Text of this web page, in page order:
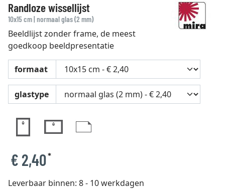
Randloze wissellijst
10x15 cm | normaal glas (2 mm)
Beeldlijst zonder frame, de meest
goedkoop beeldpresentatie
formaat
glastype
€ 2,40*
Leverbaar binnen: 8 - 10 werkdagen